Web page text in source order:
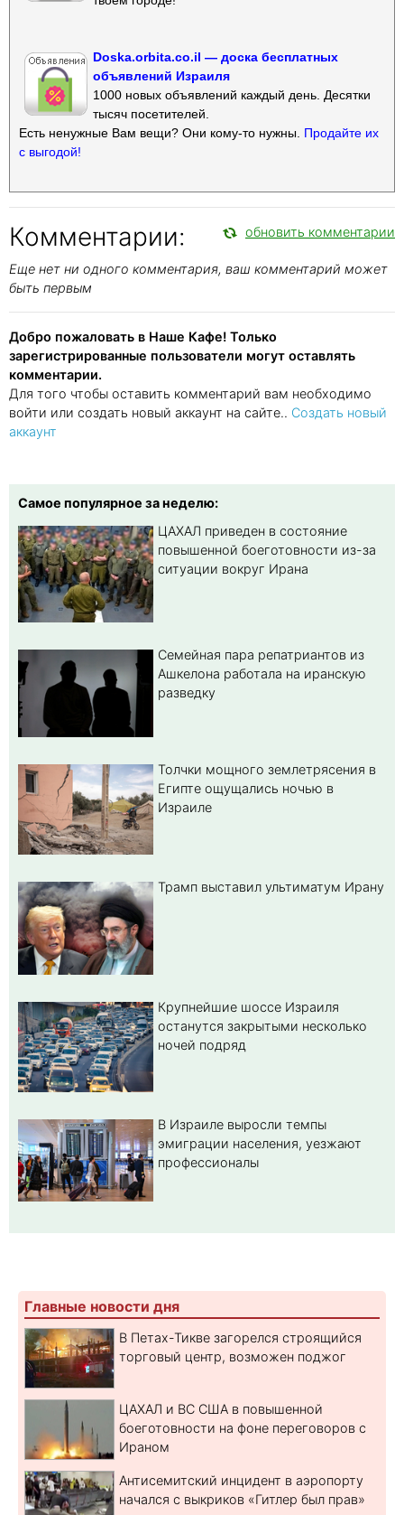
Doska.orbita.co.il — доска бесплатных
объявлений Израиля
1000 новых объявлений каждый день. Десятки
тысяч посетителей.
Есть ненужные Вам вещи? Они кому-то нужны. Продайте их
с выгодой!
Комментарии: обновить комментарии
Еще нет ни одного комментария, ваш комментарий может
быть первым
Добро пожаловать в Наше Кафе! Только
зарегистрированные пользователи могут оставлять
комментарии.
Для того чтобы оставить комментарий вам необходимо
войти или создать новый аккаунт на сайте.. Создать новый
аккаунт
Самое популярное за неделю:
ЦАХАЛ приведен в состояние
повышенной боеготовности из-за
ситуации вокруг Ирана
Семейная пара репатриантов из
Ашкелона работала на иранскую
разведку
Толчки мощного землетрясения в
Египте ощущались ночью в
Израиле
Трамп выставил ультиматум Ирану
Крупнейшие шоссе Израиля
останутся закрытыми несколько
ночей подряд
В Израиле выросли темпы
эмиграции населения, уезжают
профессионалы
Главные новости дня
В Петах-Тикве загорелся строящийся
торговый центр, возможен поджог
ЦАХАЛ и ВС США в повышенной
боеготовности на фоне переговоров с
Ираном
Антисемитский инцидент в аэропорту
начался с выкриков «Гитлер был прав»